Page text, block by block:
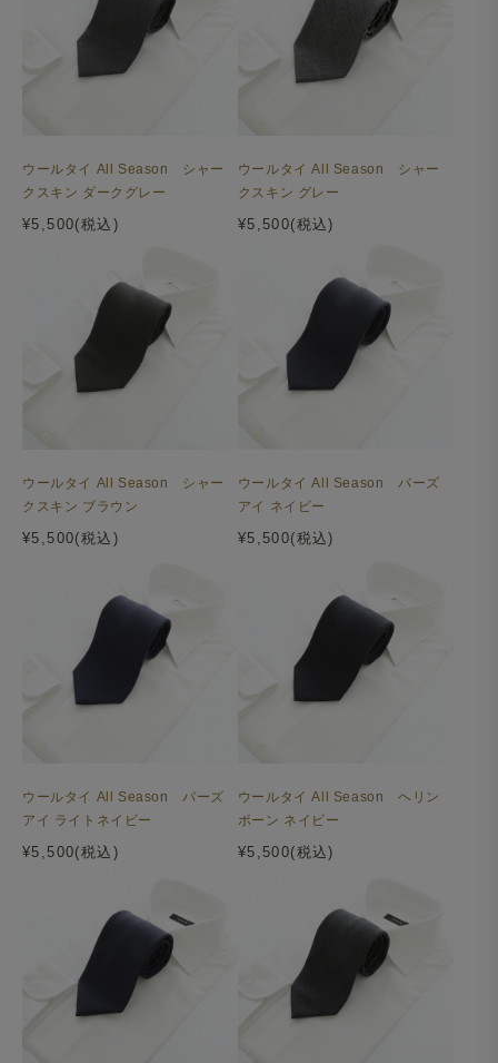
ウールタイ All Season シャー
クスキン ダークグレー
¥5,500(税込)
ウールタイ All Season シャー
クスキン グレー
¥5,500(税込)
ウールタイ All Season シャー
クスキン ブラウン
¥5,500(税込)
ウールタイ All Season バーズ
アイ ネイビー
¥5,500(税込)
ウールタイ All Season バーズ
アイ ライトネイビー
¥5,500(税込)
ウールタイ All Season ヘリン
ボーン ネイビー
¥5,500(税込)